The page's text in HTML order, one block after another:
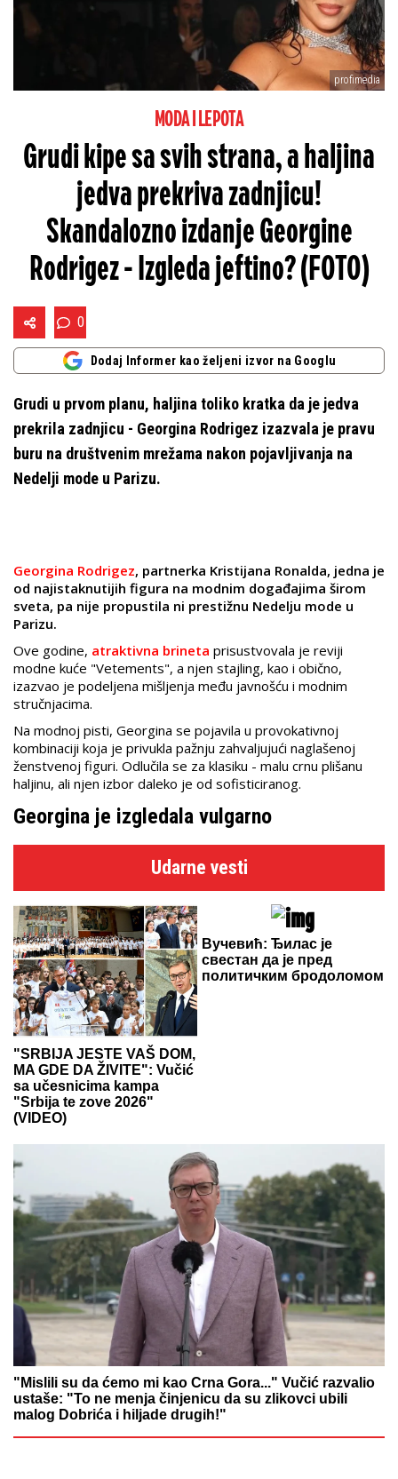
profimedia
MODA I LEPOTA
Grudi kipe sa svih strana, a haljina
jedva prekriva zadnjicu!
Skandalozno izdanje Georgine
Rodrigez - Izgleda jeftino? (FOTO)
0
Dodaj Informer kao željeni izvor na Googlu
Grudi u prvom planu, haljina toliko kratka da je jedva
prekrila zadnjicu - Georgina Rodrigez izazvala je pravu
buru na društvenim mrežama nakon pojavljivanja na
Nedelji mode u Parizu.
Georgina Rodrigez, partnerka Kristijana Ronalda, jedna je
od najistaknutijih figura na modnim događajima širom
sveta, pa nije propustila ni prestižnu Nedelju mode u
Parizu.
Ove godine, atraktivna brineta prisustvovala je reviji
modne kuće "Vetements", a njen stajling, kao i obično,
izazvao je podeljena mišljenja među javnošću i modnim
stručnjacima.
Na modnoj pisti, Georgina se pojavila u provokativnoj
kombinaciji koja je privukla pažnju zahvaljujući naglašenoj
ženstvenoj figuri. Odlučila se za klasiku - malu crnu plišanu
haljinu, ali njen izbor daleko je od sofisticiranog.
Georgina je izgledala vulgarno
Udarne vesti
"SRBIJA JESTE VAŠ DOM,
MA GDE DA ŽIVITE": Vučić
sa učesnicima kampa
"Srbija te zove 2026"
(VIDEO)
Вучевић: Ђилас је
свестан да је пред
политичким бродоломом
"Mislili su da ćemo mi kao Crna Gora..." Vučić razvalio
ustaše: "To ne menja činjenicu da su zlikovci ubili
malog Dobrića i hiljade drugih!"